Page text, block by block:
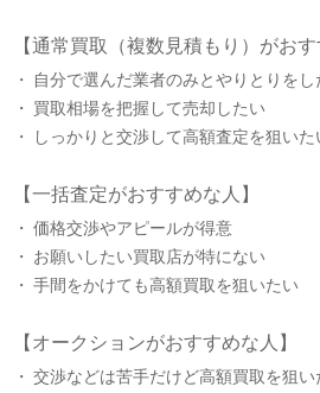
【通常買取（複数見積もり）がおす
自分で選んだ業者のみとやりとりをし
買取相場を把握して売却したい
しっかりと交渉して高額査定を狙いた
【一括査定がおすすめな人】
価格交渉やアピールが得意
お願いしたい買取店が特にない
手間をかけても高額買取を狙いたい
【オークションがおすすめな人】
交渉などは苦手だけど高額買取を狙い